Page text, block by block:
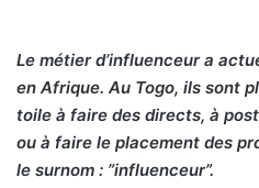
Le métier d’influenceur a
en Afrique. Au Togo, ils sont
toile à faire des directs, à
ou à faire le placement des
le surnom : ”influenceur”.